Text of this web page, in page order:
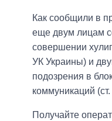
Как сообщили в
еще двум лицам
совершении
УК Украины) и
подозрения в
коммуникаций
Получайте